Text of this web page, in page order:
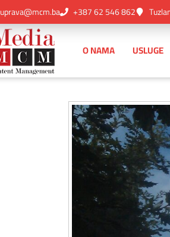
uprava@mcm.ba +387 62 546 862
O NAMA USLUGE